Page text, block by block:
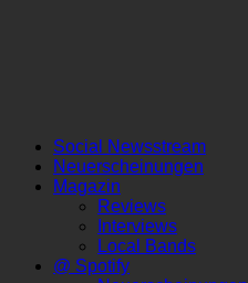
Social Newsstream
Neuerscheinungen
Magazin
Reviews
Interviews
Local Bands
@ Spotify